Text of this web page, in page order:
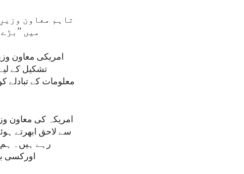
تاہم معاون
میں
امریکی معاون
تشکیل کے
معلومات کے تبادلے
امریکہ کی معاون
سے لاحق ابھرتے
رہے ہیں۔ ہم
اورکسی